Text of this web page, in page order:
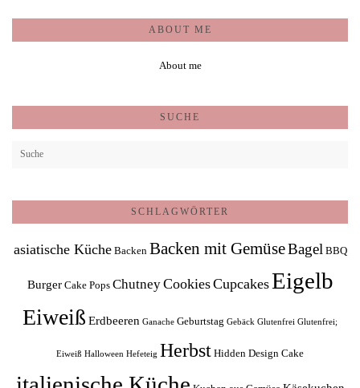
ABOUT ME
About me
SUCHE
SCHLAGWÖRTER
asiatische Küche Backen Backen mit GemüseBagel BBQ
Burger Cake Pops ChutneyCookiesCupcakesEigelb
Eiweiß Erdbeeren Ganache Geburtstag Gebäck Glutenfrei Glutenfrei;
Eiweiß Halloween Hefeteig Herbst Hidden Design Cake